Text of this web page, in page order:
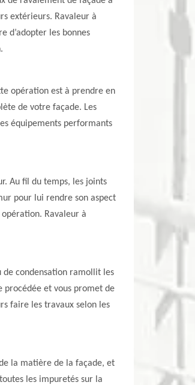
extérieurs. Ravaleur à
d’adopter les bonnes
opération est à prendre en
de votre façade. Les
équipements performants
Au fil du temps, les joints
pour lui rendre son aspect
Ravaleur à
de condensation ramollit les
procédée et vous promet de
faire les travaux selon les
la matière de la façade, et
les impuretés sur la